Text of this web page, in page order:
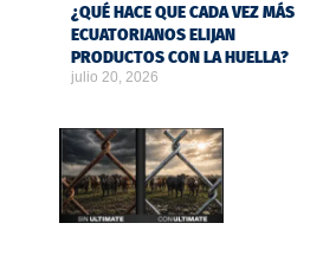
¿QUÉ HACE QUE CADA VEZ MÁS
ECUATORIANOS ELIJAN
PRODUCTOS CON LA HUELLA?
julio 20, 2026